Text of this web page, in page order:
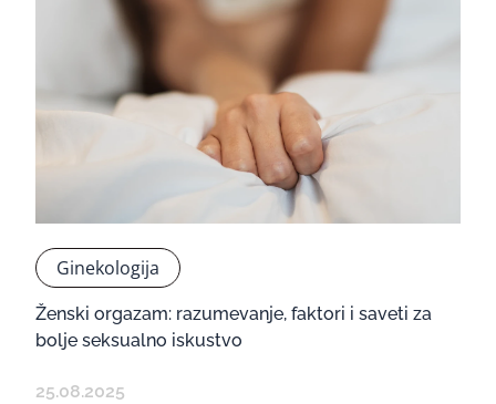
Ginekologija
Ženski orgazam: razumevanje, faktori i saveti za
bolje seksualno iskustvo
25.08.2025